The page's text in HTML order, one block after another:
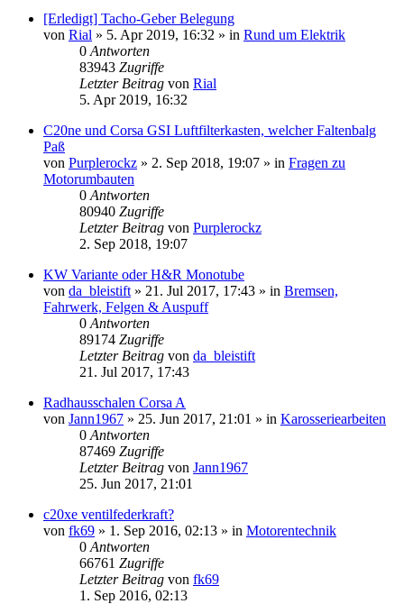
[Erledigt] Tacho-Geber Belegung
von Rial » 5. Apr 2019, 16:32 » in Rund um Elektrik
0 Antworten
83943 Zugriffe
Letzter Beitrag von Rial
5. Apr 2019, 16:32
C20ne und Corsa GSI Luftfilterkasten, welcher Faltenbalg
Paß
von Purplerockz » 2. Sep 2018, 19:07 » in Fragen zu
Motorumbauten
0 Antworten
80940 Zugriffe
Letzter Beitrag von Purplerockz
2. Sep 2018, 19:07
KW Variante oder H&R Monotube
von da_bleistift » 21. Jul 2017, 17:43 » in Bremsen,
Fahrwerk, Felgen & Auspuff
0 Antworten
89174 Zugriffe
Letzter Beitrag von da_bleistift
21. Jul 2017, 17:43
Radhausschalen Corsa A
von Jann1967 » 25. Jun 2017, 21:01 » in Karosseriearbeiten
0 Antworten
87469 Zugriffe
Letzter Beitrag von Jann1967
25. Jun 2017, 21:01
c20xe ventilfederkraft?
von fk69 » 1. Sep 2016, 02:13 » in Motorentechnik
0 Antworten
66761 Zugriffe
Letzter Beitrag von fk69
1. Sep 2016, 02:13